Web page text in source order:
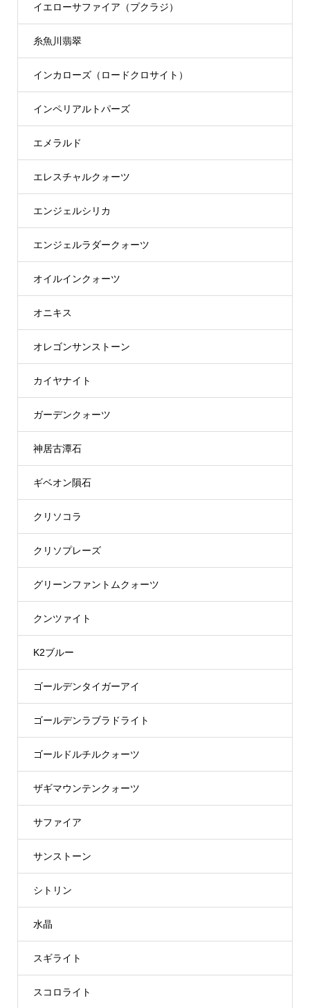
イエローサファイア（プクラジ）
糸魚川翡翠
インカローズ（ロードクロサイト）
インペリアルトパーズ
エメラルド
エレスチャルクォーツ
エンジェルシリカ
エンジェルラダークォーツ
オイルインクォーツ
オニキス
オレゴンサンストーン
カイヤナイト
ガーデンクォーツ
神居古潭石
ギベオン隕石
クリソコラ
クリソプレーズ
グリーンファントムクォーツ
クンツァイト
K2ブルー
ゴールデンタイガーアイ
ゴールデンラブラドライト
ゴールドルチルクォーツ
ザギマウンテンクォーツ
サファイア
サンストーン
シトリン
水晶
スギライト
スコロライト